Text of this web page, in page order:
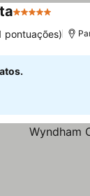
5 Estrelas
pontuações)